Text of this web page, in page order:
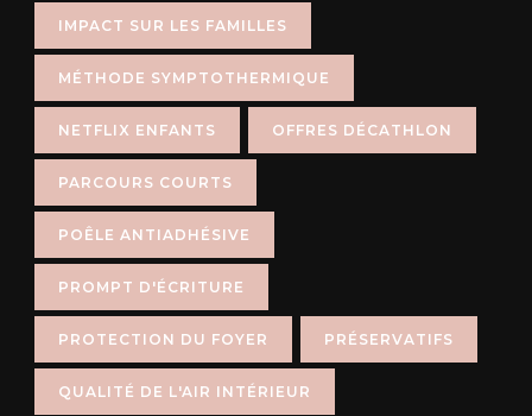
IMPACT SUR LES FAMILLES
MÉTHODE SYMPTOTHERMIQUE
NETFLIX ENFANTS OFFRES DÉCATHLON
PARCOURS COURTS
POÊLE ANTIADHÉSIVE
PROMPT D'ÉCRITURE
PROTECTION DU FOYER PRÉSERVATIFS
QUALITÉ DE L'AIR INTÉRIEUR